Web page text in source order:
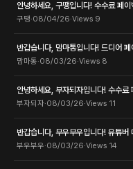
안녕하세요, 구땡입니다! 수수료 페
구땡·08/04/26·Views 9
반갑습니다, 맘마통입니다! 드디어
맘마통·08/03/26·Views 8
안녕하세요, 부자되자입니다! 수수
부자되자·08/03/26·Views 11
반갑습니다, 부우부우입니다! 유튜
부우부우·08/03/26·Views 14